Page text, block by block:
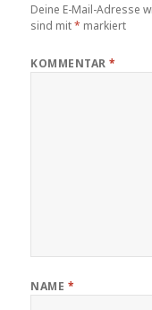
Deine E-Mail-Adresse
sind mit* markiert
KOMMENTAR*
NAME *